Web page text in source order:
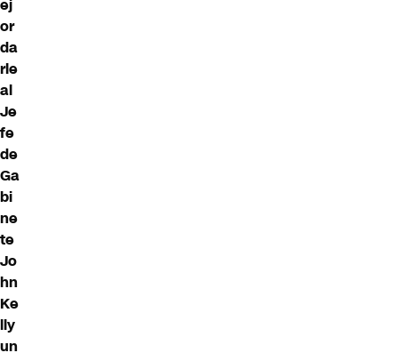
ej
or
da
rle
al
Je
fe
de
Ga
bi
ne
te
Jo
hn
Ke
lly
un